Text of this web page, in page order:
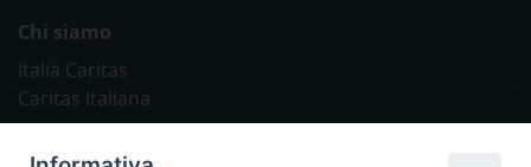
Chi siamo
Italia Caritas
Caritas Italiana